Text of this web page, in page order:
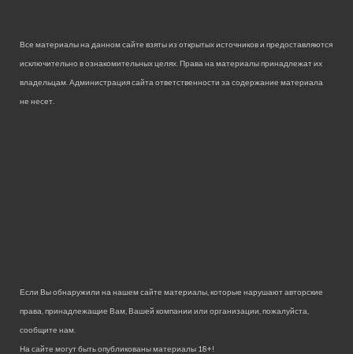
Все материалы на данном сайте взяты из открытых источников и предоставляются
исключительно в ознакомительных целях. Права на материалы принадлежат их
владельцам. Администрация сайта ответственности за содержание материала
не несет.
Если Вы обнаружили на нашем сайте материалы, которые нарушают авторские
права, принадлежащие Вам, Вашей компании или организации, пожалуйста,
сообщите нам.
На сайте могут быть опубликованы материалы 18+!